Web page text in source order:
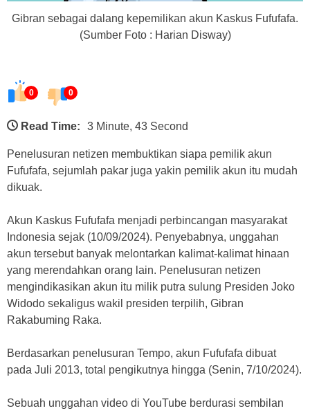
Gibran sebagai dalang kepemilikan akun Kaskus Fufufafa.
(Sumber Foto : Harian Disway)
0 0
Read Time: 3 Minute, 43 Second
Penelusuran netizen membuktikan siapa pemilik akun
Fufufafa, sejumlah pakar juga yakin pemilik akun itu mudah
dikuak.
Akun Kaskus Fufufafa menjadi perbincangan masyarakat
Indonesia sejak (10/09/2024). Penyebabnya, unggahan
akun tersebut banyak melontarkan kalimat-kalimat hinaan
yang merendahkan orang lain. Penelusuran netizen
mengindikasikan akun itu milik putra sulung Presiden Joko
Widodo sekaligus wakil presiden terpilih, Gibran
Rakabuming Raka.
Berdasarkan penelusuran Tempo, akun Fufufafa dibuat
pada Juli 2013, total pengikutnya hingga (Senin, 7/10/2024).
Sebuah unggahan video di YouTube berdurasi sembilan